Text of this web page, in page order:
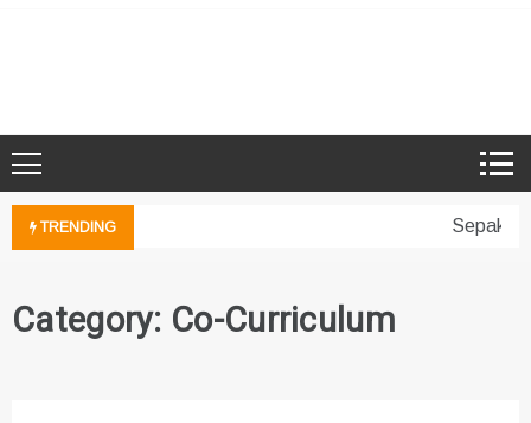
TRENDING Sepakan
Category: Co-Curriculum